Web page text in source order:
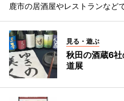
鹿市の居酒屋やレストランなど
見る・遊ぶ
秋田の酒蔵6
道展